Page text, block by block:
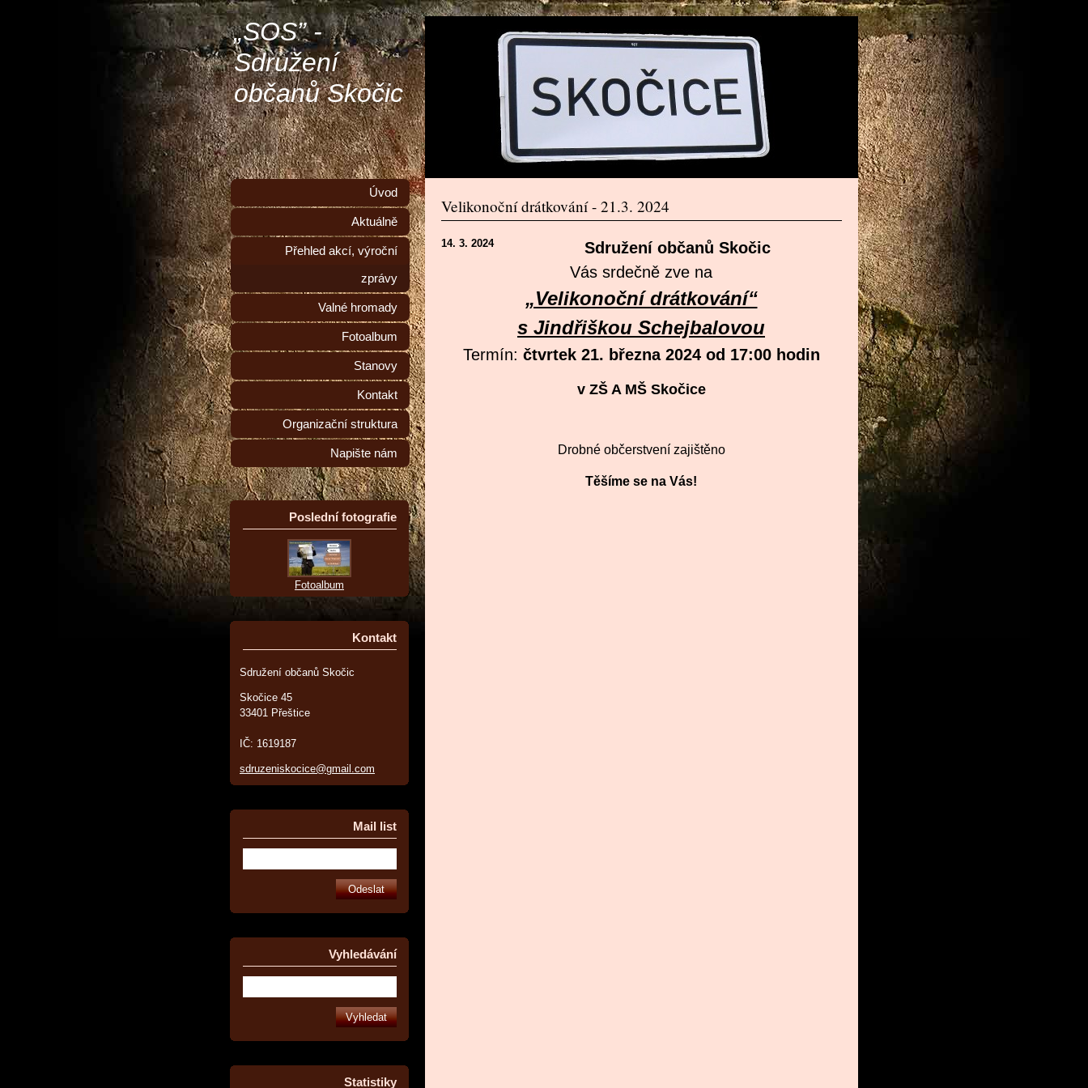
„SOS” -
Sdružení
občanů Skočic
Velikonoční drátkování - 21.3. 2024
14. 3. 2024
Sdružení občanů Skočic
Vás srdečně zve na
„Velikonoční drátkování“
s Jindřiškou Schejbalovou
Termín: čtvrtek 21. března 2024 od 17:00 hodin
v ZŠ A MŠ Skočice
Drobné občerstvení zajištěno
Těšíme se na Vás!
Úvod
Aktuálně
Přehled akcí, výroční
zprávy
Valné hromady
Fotoalbum
Stanovy
Kontakt
Organizační struktura
Napište nám
Poslední fotografie
Fotoalbum
Kontakt
Sdružení občanů Skočic
Skočice 45
33401 Přeštice
IČ: 1619187
sdruzeniskocice@gmail.com
Mail list
Vyhledávání
Statistiky